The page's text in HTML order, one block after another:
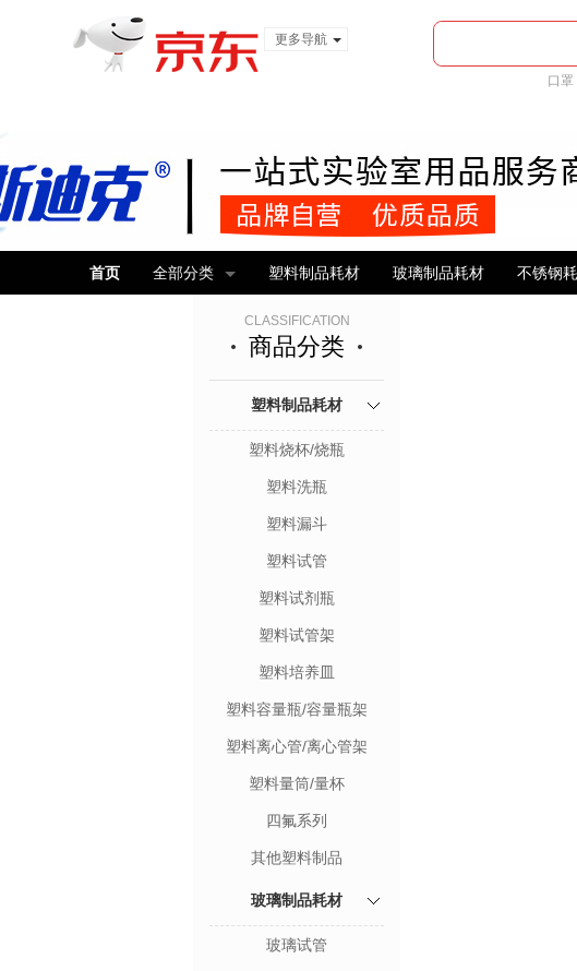
更多导航
口罩
首页 全部分类 塑料制品耗材 玻璃制品耗材 不锈钢
CLASSIFICATION
商品分类
塑料制品耗材
塑料烧杯/烧瓶
塑料洗瓶
塑料漏斗
塑料试管
塑料试剂瓶
塑料试管架
塑料培养皿
塑料容量瓶/容量瓶架
塑料离心管/离心管架
塑料量筒/量杯
四氟系列
其他塑料制品
玻璃制品耗材
玻璃试管